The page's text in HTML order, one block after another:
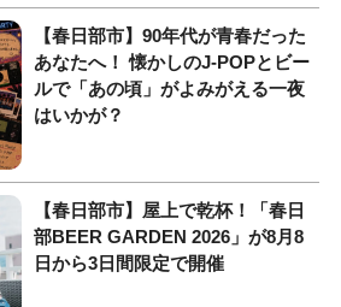
【春日部市】90年代が青春だった
あなたへ！ 懐かしのJ-POPとビー
ルで「あの頃」がよみがえる一夜
はいかが？
【春日部市】屋上で乾杯！「春日
部BEER GARDEN 2026」が8月8
日から3日間限定で開催